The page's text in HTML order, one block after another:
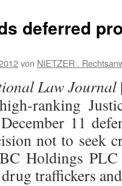
deferred
von NIETZER .
Law Journal
ranking
11
not to seek
Holdings
traffickers